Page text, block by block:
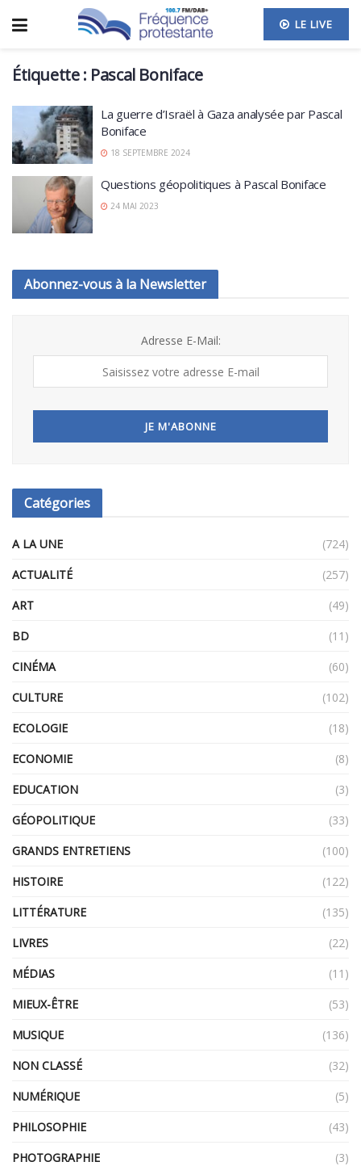
LE LIVE
Étiquette : Pascal Boniface
La guerre d’Israël à Gaza analysée par Pascal
Boniface
18 SEPTEMBRE 2024
Questions géopolitiques à Pascal Boniface
24 MAI 2023
Abonnez-vous à la Newsletter
Adresse E-Mail:
Catégories
A LA UNE
(724)
ACTUALITÉ
(257)
ART
(49)
BD
(11)
CINÉMA
(60)
CULTURE
(102)
ECOLOGIE
(18)
ECONOMIE
(8)
EDUCATION
(3)
GÉOPOLITIQUE
(33)
GRANDS ENTRETIENS
(100)
HISTOIRE
(122)
LITTÉRATURE
(135)
LIVRES
(22)
MÉDIAS
(11)
MIEUX-ÊTRE
(53)
MUSIQUE
(136)
NON CLASSÉ
(32)
NUMÉRIQUE
(5)
PHILOSOPHIE
(43)
PHOTOGRAPHIE
(3)